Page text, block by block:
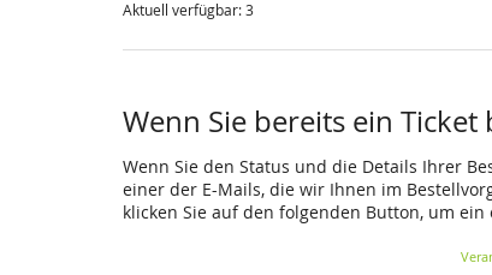
Aktuell verfügbar: 3
Wenn Sie bereits ein Ticket
Wenn Sie den Status und die Details Ihrer
einer der E-Mails, die wir Ihnen im
klicken Sie auf den folgenden Button, um